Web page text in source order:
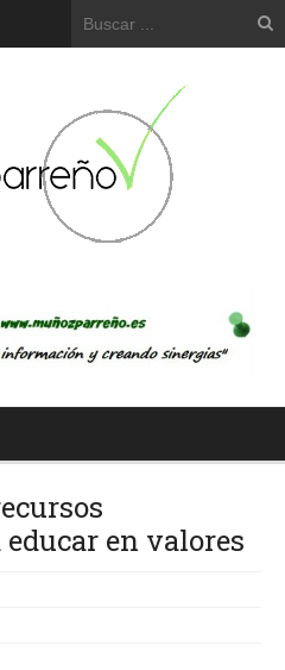
en valores